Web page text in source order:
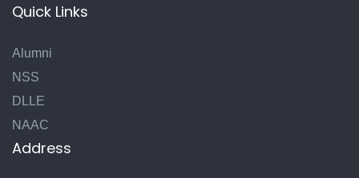
Quick Links
Alumni
NSS
DLLE
NAAC
Address